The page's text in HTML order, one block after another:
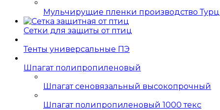
Мульчирущие пленки производство
Сетки для защиты от птиц
Тенты универсальные ПЭ
Шпагат полипропиленовый
Шпагат сеновязальный высокопрочный
Шпагат полипропиленовый 1000 текс